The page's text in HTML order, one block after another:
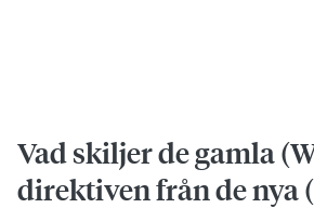
Vad skiljer de gamla
direktiven från de nya